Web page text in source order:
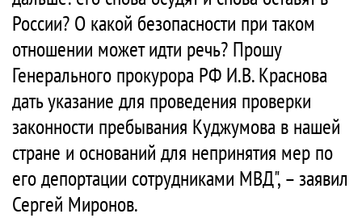
России? О какой безопасности при таком
отношении может идти речь? Прошу
Генерального прокурора РФ И.В. Краснова
дать указание для проведения проверки
законности пребывания Куджумова в нашей
стране и оснований для непринятия мер по
его депортации сотрудниками МВД", – заявил
Сергей Миронов.